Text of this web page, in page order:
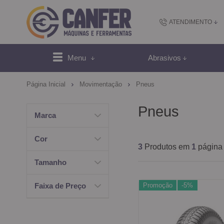
ATENDIMENTO
(48) 2102-
Menu Abrasivos
Página Inicial Movimentação Pneus
Marca
Cor
Tamanho
Faixa de Preço
Pneus
3 Produtos em 1 página
Promoção -5%